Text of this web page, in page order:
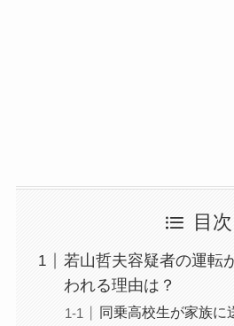
目次
若山哲夫容疑者の運転
われる理由は？
同乗高校生が家族に